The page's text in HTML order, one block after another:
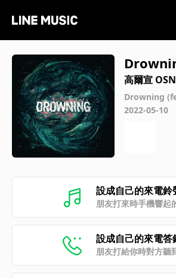
浩瑋)
高爾宣 OSN
Drowning
2022-05-10
設成自己的來電鈴
朋友打來時手機響起
設成自己的來電答
朋友打給你時對方聽